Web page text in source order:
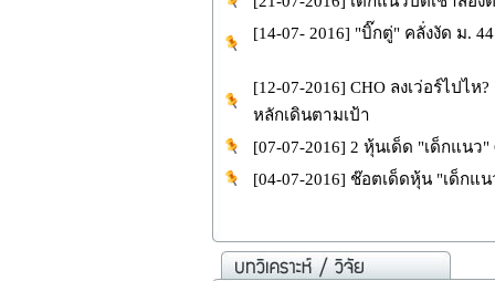
[14-07- 2016] "บิ๊กตู่" คลั่งงัด ม.
[12-07-2016] CHO ลงเว่อร์ไปไ
หลักเดินตามเป้า
[07-07-2016] 2 หุ้นเด็ด "เด็กแนว
[04-07-2016] ช๊อตเด็ดหุ้น "เด็กแ